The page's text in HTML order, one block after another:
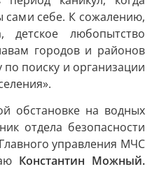
сами себе. К сожалению,
детское любопытство
городов и районов
поиску и организации
обстановке на водных
отдела безопасности
управления МЧС
Константин Можный.